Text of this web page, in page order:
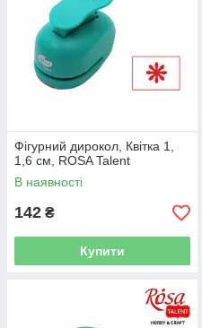
Фігурний дирокол, Квітка 1,
1,6 см, ROSA Talent
В наявності
142 ₴
Купити